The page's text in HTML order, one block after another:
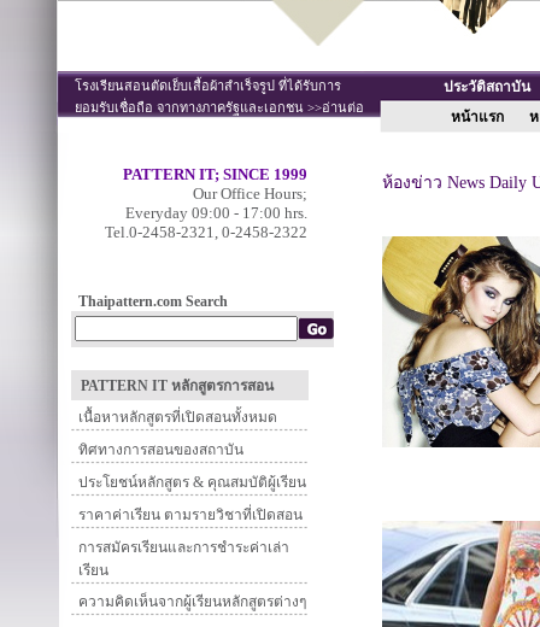
โรงเรียนสอนตัดเย็บเสื้อผ้าสำเร็จรูป ที่ได้รับการ
ยอมรับเชื่อถือ จากทางภาครัฐและเอกชน >>อ่านต่อ
ประวัติสถาบัน
หน้าแรก
ห
PATTERN IT; SINCE 1999
Our Office Hours;
Everyday 09:00 - 17:00 hrs.
Tel.0-2458-2321, 0-2458-2322
Thaipattern.com Search
PATTERN IT หลักสูตรการสอน
เนื้อหาหลักสูตรที่เปิดสอนทั้งหมด
ทิศทางการสอนของสถาบัน
ประโยชน์หลักสูตร & คุณสมบัติผู้เรียน
ราคาค่าเรียน ตามรายวิชาที่เปิดสอน
การสมัครเรียนและการชำระค่าเล่า
เรียน
ความคิดเห็นจากผู้เรียนหลักสูตรต่างๆ
ห้องข่าว News Daily